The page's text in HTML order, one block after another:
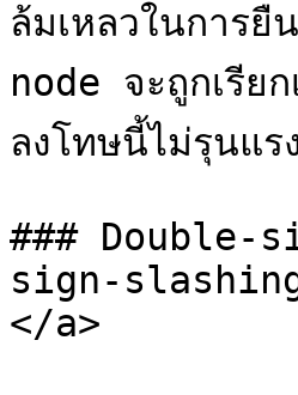
ล้มเหลวในการ
node จะถูกเรีย
ลงโทษนี้ไม่รุนแ
### Double-
sign-
</a>